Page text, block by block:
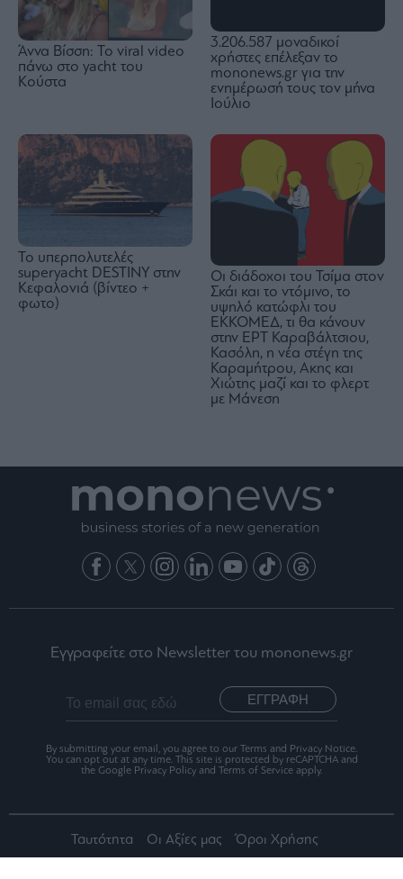
Άννα Βίσση: Το viral video
πάνω στο yacht του
Κούστα
3.206.587 μοναδικοί
χρήστες επέλεξαν το
mononews.gr για την
ενημέρωσή τους τον μήνα
Ιούλιο
Το υπερπολυτελές
superyacht DESTINY στην
Κεφαλονιά (βίντεο +
φωτο)
Οι διάδοχοι του Τσίμα στον
Σκάι και το ντόμινο, το
υψηλό κατώφλι του
ΕΚΚΟΜΕΔ, τι θα κάνουν
στην ΕΡΤ Καραβάλτσιου,
Κασόλη, η νέα στέγη της
Καραμήτρου, Ακης και
Χιώτης μαζί και το φλερτ
με Μάνεση
Εγγραφείτε στο Newsletter του mononews.gr
ΕΓΓΡΑΦΗ
By submitting your email, you agree to our Terms and Privacy Notice.
You can opt out at any time. This site is protected by reCAPTCHA and
the Google Privacy Policy and Terms of Service apply.
Ταυτότητα Οι Αξίες μας Όροι Χρήσης